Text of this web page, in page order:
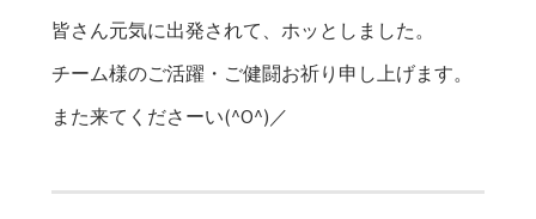
皆さん元気に出発されて、ホッとしました。
チーム様のご活躍・ご健闘お祈り申し上げます。
また来てくださーい(^O^)／